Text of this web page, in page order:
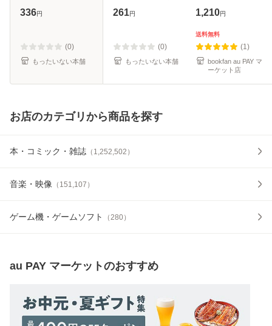
クス） / スカーレ
【メール便送料無
料】
336円
(0)
もったいない本舗
[文庫]【メール便送
261円
(0)
もったいない本舗
1,210円
送料無料
(1)
bookfan au PAY マ
ーケット店
お店のカテゴリから商品を探す
本・コミック・雑誌 （ 1,252,502 ）
音楽・映像 （ 151,107 ）
ゲーム機・ゲームソフト （280）
au PAY マーケットのおすすめ